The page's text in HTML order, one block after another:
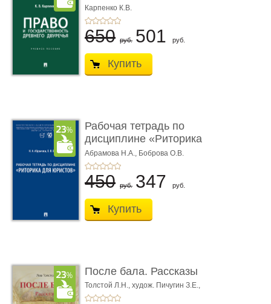
Древнего Двуречья. �
...
Карпенко К.В.
650 руб. 501 руб.
Купить
Рабочая тетрадь по
дисциплине «Риторика
для ю� ...
Абрамова Н.А., Боброва О.В.
450 руб. 347 руб.
Купить
После бала. Рассказы
Толстой Л.Н., худож. Пичугин З.Е.,
худож. Лебедев А.И.,